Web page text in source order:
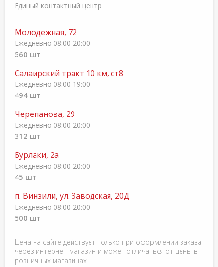
Единый контактный центр
Молодежная, 72
Ежедневно 08:00-20:00
560 шт
Салаирский тракт 10 км, ст8
Ежедневно 08:00-19:00
494 шт
Черепанова, 29
Ежедневно 08:00-20:00
312 шт
Бурлаки, 2а
Ежедневно 08:00-20:00
45 шт
п. Винзили, ул. Заводская, 20Д
Ежедневно 08:00-20:00
500 шт
Цена на сайте действует только при оформлении заказа
через интернет-магазин и может отличаться от цены в
розничных магазинах